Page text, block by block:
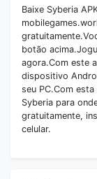
Baixe Syberia
botão
agora.Com este
dispositivo
seu PC.Com
Syberia para
gratuitamente,
celular.